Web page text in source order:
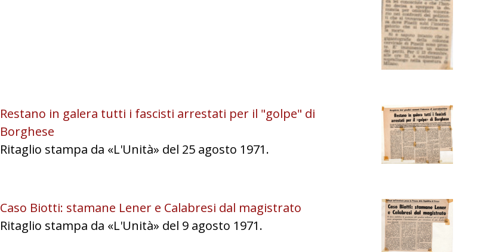
Restano in galera tutti i fascisti arrestati per il "golpe" di
Borghese
Ritaglio stampa da «L'Unità» del 25 agosto 1971.
Caso Biotti: stamane Lener e Calabresi dal magistrato
Ritaglio stampa da «L'Unità» del 9 agosto 1971.